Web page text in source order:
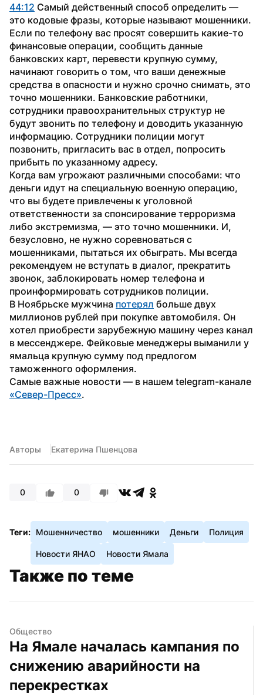
44:12 Самый действенный способ определить —
это кодовые фразы, которые называют мошенники.
Если по телефону вас просят совершить какие-то
финансовые операции, сообщить данные
банковских карт, перевести крупную сумму,
начинают говорить о том, что ваши денежные
средства в опасности и нужно срочно снимать, это
точно мошенники. Банковские работники,
сотрудники правоохранительных структур не
будут звонить по телефону и доводить указанную
информацию. Сотрудники полиции могут
позвонить, пригласить вас в отдел, попросить
прибыть по указанному адресу.
Когда вам угрожают различными способами: что
деньги идут на специальную военную операцию,
что вы будете привлечены к уголовной
ответственности за спонсирование терроризма
либо экстремизма, — это точно мошенники. И,
безусловно, не нужно соревноваться с
мошенниками, пытаться их обыграть. Мы всегда
рекомендуем не вступать в диалог, прекратить
звонок, заблокировать номер телефона и
проинформировать сотрудников полиции.
В Ноябрьске мужчина потерял больше двух
миллионов рублей при покупке автомобиля. Он
хотел приобрести зарубежную машину через канал
в мессенджере. Фейковые менеджеры выманили у
ямальца крупную сумму под предлогом
таможенного оформления.
«Север-Пресс».
Авторы Екатерина Пшенцова
0 0
Теги: Мошенничество мошенники Деньги Полиция
Новости ЯНАО Новости Ямала
Также по теме
Общество
На Ямале началась кампания по
снижению аварийности на
перекрестках